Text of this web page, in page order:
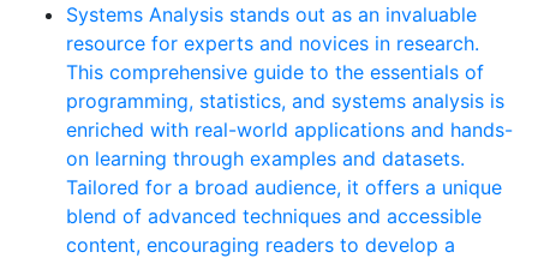
Systems Analysis stands out as an invaluable
resource for experts and novices in research.
This comprehensive guide to the essentials of
programming, statistics, and systems analysis is
enriched with real-world applications and hands-
on learning through examples and datasets.
Tailored for a broad audience, it offers a unique
blend of advanced techniques and accessible
content, encouraging readers to develop a